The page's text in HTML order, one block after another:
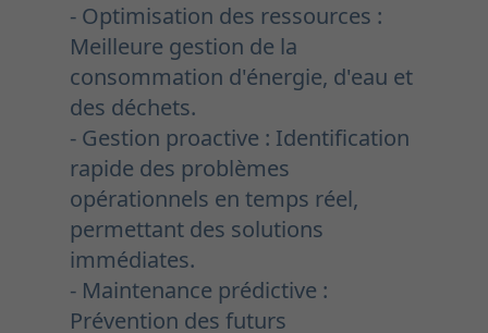
- Optimisation des ressources :
Meilleure gestion de la
consommation d'énergie, d'eau et
des déchets.
- Gestion proactive : Identification
rapide des problèmes
opérationnels en temps réel,
permettant des solutions
immédiates.
- Maintenance prédictive :
Prévention des futurs